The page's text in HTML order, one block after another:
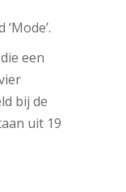
een
bij de
uit 19